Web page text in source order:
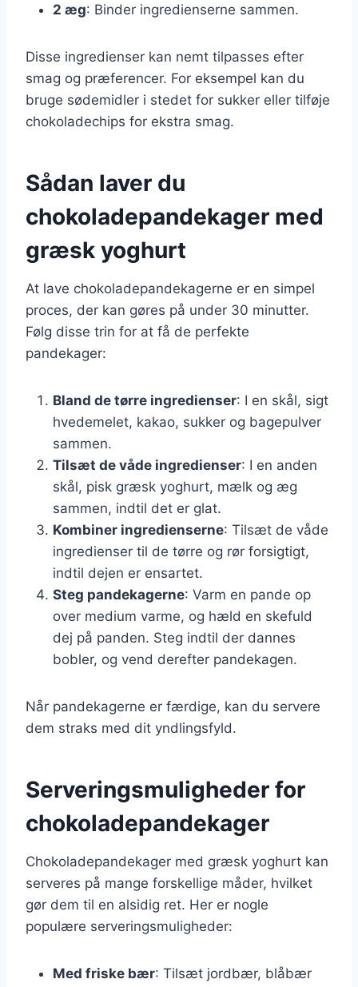
2 æg: Binder ingredienserne sammen.
Disse ingredienser kan nemt tilpasses efter
smag og præferencer. For eksempel kan du
bruge sødemidler i stedet for sukker eller tilføje
chokoladechips for ekstra smag.
Sådan laver du
chokoladepandekager med
græsk yoghurt
At lave chokoladepandekagerne er en simpel
proces, der kan gøres på under 30 minutter.
Følg disse trin for at få de perfekte
pandekager:
Bland de tørre ingredienser: I en skål, sigt
hvedemelet, kakao, sukker og bagepulver
sammen.
Tilsæt de våde ingredienser: I en anden
skål, pisk græsk yoghurt, mælk og æg
sammen, indtil det er glat.
Kombiner ingredienserne: Tilsæt de våde
ingredienser til de tørre og rør forsigtigt,
indtil dejen er ensartet.
Steg pandekagerne: Varm en pande op
over medium varme, og hæld en skefuld
dej på panden. Steg indtil der dannes
bobler, og vend derefter pandekagen.
Når pandekagerne er færdige, kan du servere
dem straks med dit yndlingsfyld.
Serveringsmuligheder for
chokoladepandekager
Chokoladepandekager med græsk yoghurt kan
serveres på mange forskellige måder, hvilket
gør dem til en alsidig ret. Her er nogle
populære serveringsmuligheder:
Med friske bær: Tilsæt jordbær, blåbær